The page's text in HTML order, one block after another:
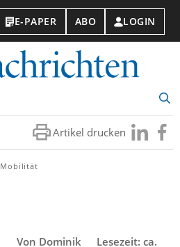
E-PAPER ABO LOGIN
Artikel drucken Besuchen
Sie
Sie
Mobilität
Von Dominik
Lesezeit: ca.